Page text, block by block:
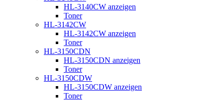
HL-3140CW anzeigen
Toner
HL-3142CW
HL-3142CW anzeigen
Toner
HL-3150CDN
HL-3150CDN anzeigen
Toner
HL-3150CDW
HL-3150CDW anzeigen
Toner